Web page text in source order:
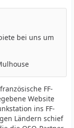
bei uns um
FF-
Website
ins FF-
Ländern schief